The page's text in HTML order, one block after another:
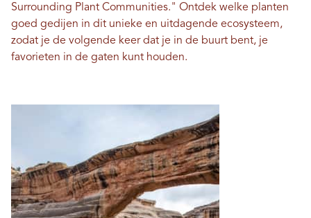
Surrounding Plant Communities." Ontdek welke planten
goed gedijen in dit unieke en uitdagende ecosysteem,
zodat je de volgende keer dat je in de buurt bent, je
favorieten in de gaten kunt houden.